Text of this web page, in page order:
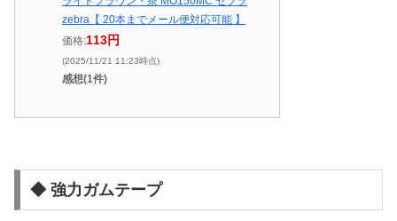
zebra【 20本までメール便対応可能 】
価格:113円
(2025/11/21 11:23時点)
感想(1件)
◆ 強力ガムテープ